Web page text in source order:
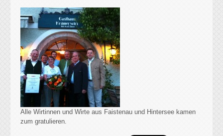
Alle Wirtinnen und Wirte aus Faistenau und Hintersee kamen
zum gratulieren.